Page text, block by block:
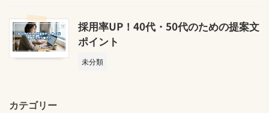
採用率UP！40代・50代のための提案文
ポイント
未分類
カテゴリー